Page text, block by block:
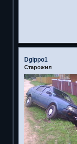
Dgippo1
Старожил